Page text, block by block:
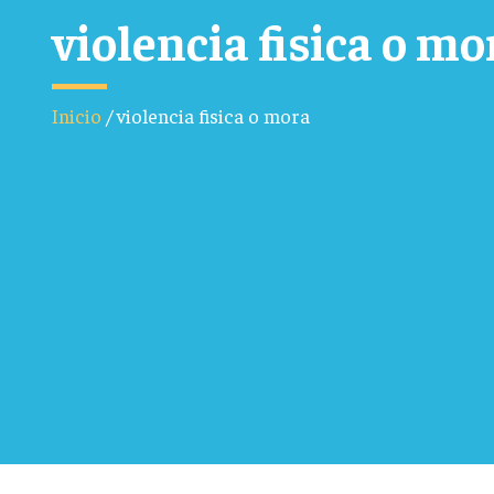
violencia fisica o
Inicio /violencia fisica o mora